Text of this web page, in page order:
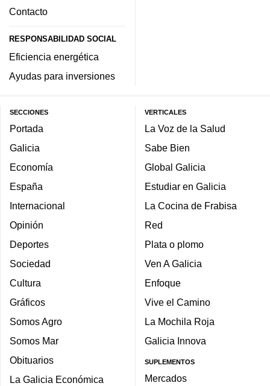
Contacto
RESPONSABILIDAD SOCIAL
Eficiencia energética
Ayudas para inversiones
SECCIONES
Portada
Galicia
Economía
España
Internacional
Opinión
Deportes
Sociedad
Cultura
Gráficos
Somos Agro
Somos Mar
Obituarios
La Galicia Económica
VERTICALES
La Voz de la Salud
Sabe Bien
Global Galicia
Estudiar en Galicia
La Cocina de Frabisa
Red
Plata o plomo
Ven A Galicia
Enfoque
Vive el Camino
La Mochila Roja
Galicia Innova
SUPLEMENTOS
Mercados